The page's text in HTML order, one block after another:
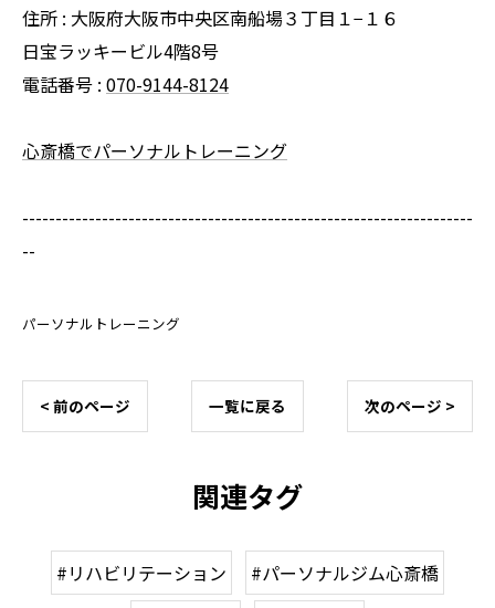
住所 : 大阪府大阪市中央区南船場３丁目１−１６
日宝ラッキービル4階8号
電話番号 : 070-9144-8124
心斎橋でパーソナルトレーニング
--------------------------------------------------------------------
--
パーソナルトレーニング
< 前のページ 一覧に戻る 次のページ >
関連タグ
#リハビリテーション
#パーソナルジム心斎橋